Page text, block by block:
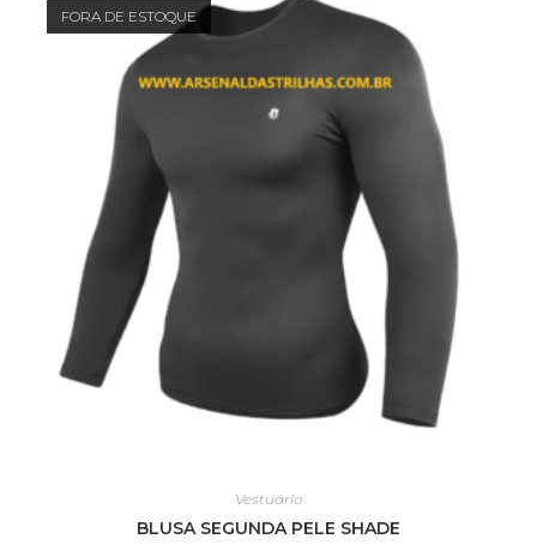
FORA DE ESTOQUE
Vestuário
BLUSA SEGUNDA PELE SHADE